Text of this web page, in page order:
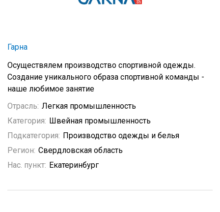
Гарна
Осуществялем производство спортивной одежды.
Создание уникального образа спортивной команды -
наше любимое занятие
Отрасль: Легкая промышленность
Категория: Швейная промышленность
Подкатегория: Производство одежды и белья
Регион: Свердловская область
Нас. пункт: Екатеринбург